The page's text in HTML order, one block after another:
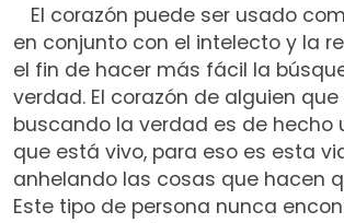
El corazón puede ser usado
en conjunto con el intelecto y la
el fin de hacer más fácil la
verdad. El corazón de alguien
buscando la verdad es de hecho
que está vivo, para eso es esta
anhelando las cosas que hacen
Este tipo de persona nunca